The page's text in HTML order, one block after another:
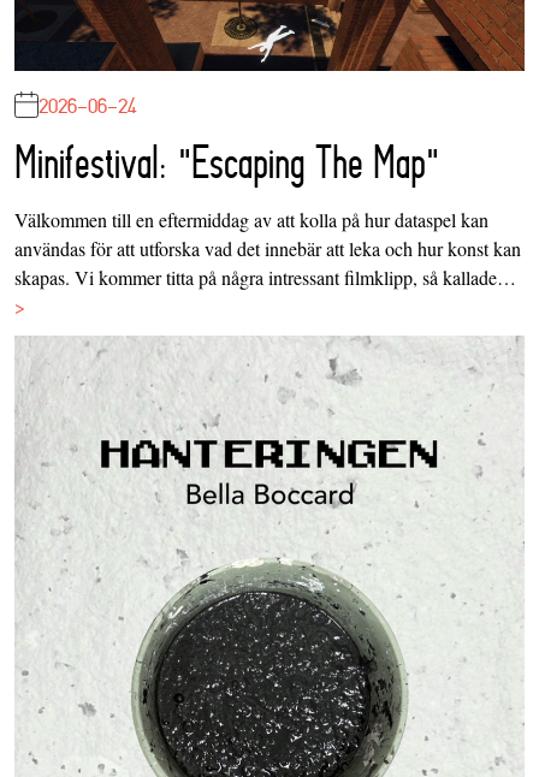
2026-06-24
Minifestival: "Escaping The Map"
Välkommen till en eftermiddag av att kolla på hur dataspel kan
användas för att utforska vad det innebär att leka och hur konst kan
skapas. Vi kommer titta på några intressant filmklipp, så kallade…
>